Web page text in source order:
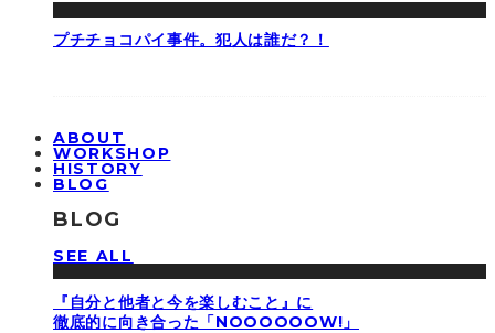
プチチョコパイ事件。犯人は誰だ？！
ABOUT
WORKSHOP
HISTORY
BLOG
BLOG
SEE ALL
『自分と他者と今を楽しむこと』に
徹底的に向き合った「NOOOOOOW!」